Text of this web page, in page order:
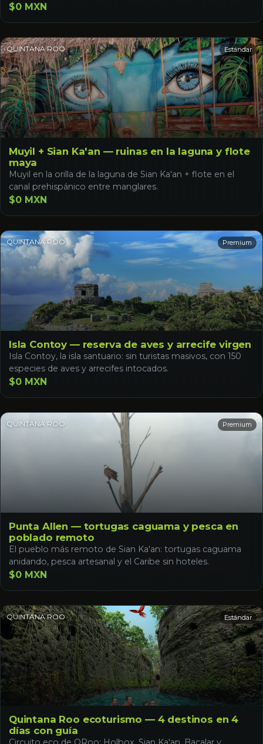
$0 MXN
QUINTANA ROO Estándar
Muyil + Sian Ka'an — ruinas en la laguna y flote
maya
Muyil en la orilla de la laguna de Sian Ka'an + flote en el
canal prehispánico entre manglares.
$0 MXN
QUINTANA ROO Premium
Isla Contoy — reserva de aves y arrecife virgen
Isla Contoy, la isla santuario: sin turistas masivos, con 150
especies de aves y arrecifes intocados.
$0 MXN
QUINTANA ROO Premium
Punta Allen — tortugas caguama y pesca en
poblado remoto
El pueblo más remoto de Sian Ka'an: tortugas caguama
anidando, pesca artesanal y el Caribe sin hoteles.
$0 MXN
QUINTANA ROO Estándar
Quintana Roo ecoturismo — 4 destinos en 4
días con guía